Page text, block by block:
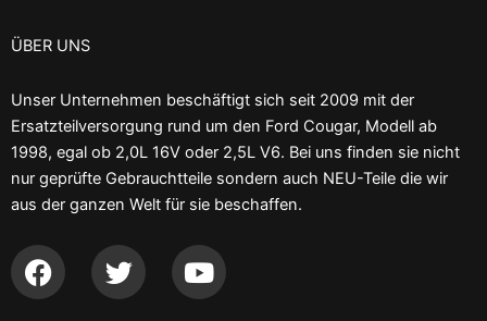
ÜBER UNS
Unser Unternehmen beschäftigt sich seit 2009 mit der
Ersatzteilversorgung rund um den Ford Cougar, Modell ab
1998, egal ob 2,0L 16V oder 2,5L V6. Bei uns finden sie nicht
nur geprüfte Gebrauchtteile sondern auch NEU-Teile die wir
aus der ganzen Welt für sie beschaffen.
F
a
T
w
Y
o